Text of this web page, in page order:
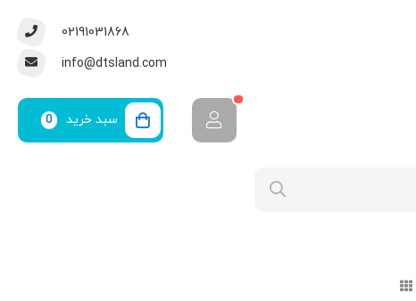
02191031868
info@dtsland.com
سبد خرید 0